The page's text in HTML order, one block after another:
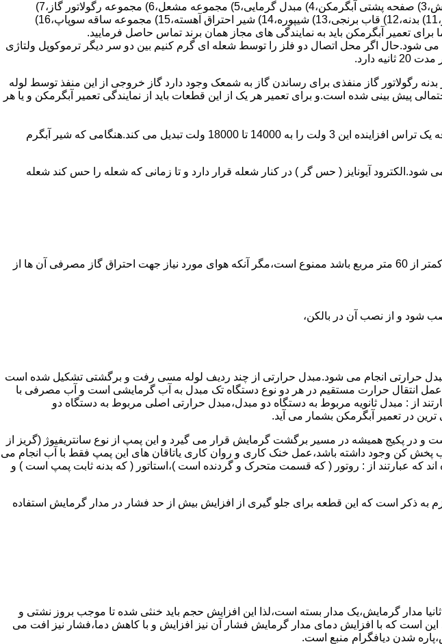
قطعات ساختمان آب گرم کن های دیواری شمعک دار عبارتند از : 1) کلاهک تعدیل،2) کلاهک تعدیل جریان دودکش،3) صفحه پشتی آبگرمکن،4) مبدل گرمایی،5) مجموعه مشعل،6) مجموعه رگولاتور گاز،7)
مجموعه رگولاتور آب،8) رویه آبگرمکن،9) صفحه پشتی آبگرمکن،10) رگولاتور آب در آبگرمکن های شمعک دار،11) بدنه،12) قاب برنجی،13) شیپوره،14) شیر احتراق آهسته،15) مجموعه ساقه سوپاپ،16)
شود.حال اگر محل اتصال دو فلز را توسط شعله ای گرم کنیم بین دو سر دیگر ترموکوپل ولتاژی
گاز منفذی برای رساندن گاز به شمعک وجود دارد گاز خروجی از این منفذ توسط لوله
پیش بینی شده است.و برای تعمیر هر یک از این قطعات باید از نمایندگی تعمیر آبگرمکن و یا هر
برد کنترل آبگرمکن:نیروی محرکه این برد از یک آدابتور یا دو عدد باتری 1/5 ولت تامین می شود.برای ایجاد جرقه یک تراس افزاینده این 3 ولت را به 14000 تا 18000 ولت تبدیل می کند.هنگامی که شیر آبگرم
آیونایز ( حس گر ) در کنار شعله قرار دارد و تا زمانی که شعله را حس کند شعله
نصب وسایل گاز سوز پر مصرف مانند آبگرمکن در واحدهای مسکونی و غیر مسکونی که مسحت آن ها کمتر از 60 متر مربع باشد ممنوع است،مگر آنکه هوای مورد نیاز جهت احتراق گاز مصرفی آن ها از
شود و از نصب آن در بالکن،
حرارتی انجام می شود.مبدل حرارتی از چند ردیف لوله مسی رفت و برگشتی تشکیل شده است
انتقال حرارت مستقیم در هر دو نوع دستگاه تک مبدل به آب گرمایشی است و آب مصرفی با
از : مبدل ثانویه مربوط به دستگاه دو مبدل،مبدل حرارتی اصلی مربوط به دستگاه دو
در تعمیر آبگرمکن بشمار می آید.
در پکیج همیشه در مسیر برگشت گرمایش قرار می گیرد و این پمپ از نوع سانتریفیوژ (گریز از
پروانه آب پخش کن وجود داشته باشد،عمل خنک کاری و روان کاری یاتاقان های این پمپ فقط با آب انجام می
که عبارتند از : روتور ( که قسمت متحرک و گردنده است )،استاتور ( که بدنه ثابت پمپ است ) و
به ذکر است که این قطعه برای جلو گیری از افزایش بیش از حد فشار در مدار گرمایش استفاده
مدار گرمایش،یک مدار بسته است،لذا این افزایش حجم باید خنثی شده تا موجب بروز نشتی و
است که با افزایش دمای مدار گرمایش فشار آن نیز افزایش و با کاهش دما،فشار نیز افت می
شدن دیافگرام منبع است.